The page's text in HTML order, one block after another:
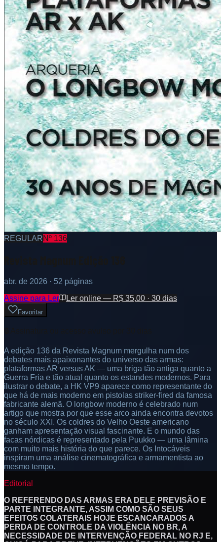
REGULARNº 136
abr. de 2026 · 52 páginas
Assine para Ler
Ler online — R$ 35,00 · 30 dias
Favoritar
A edição 136 da Revista Magnum mergulha num dos
debates mais apaixonantes do universo das armas:
plataformas AR versus AK — uma briga tão antiga quanto a
Guerra Fria e tão atual quanto os estandes modernos. Para
ilustrar o debate, a HK VP9 aparece como representante do
que há de mais moderno em pistolas striker-fired da famosa
fabricante alemã. O longbow moderno é celebrado num
artigo que mostra por que esse arco ainda encontra devotos
no século XXI. Os coldres do Velho Oeste americano
ganham apresentação visual fascinante. E o mundo das
facas nórdicas é representado pela Puukko — uma lâmina
com muito mais história do que parece. Os Intocáveis
inspiram uma análise cinematográfica e armamentista ao
mesmo tempo.
Editorial
O REFERENDO DAS ARMAS ERA DELE PREVISÃO E
PARTE INTEGRANTE, ASSIM COMO SÃO SEUS
EFEITOS COLATERAIS HOJE ESCANCARADOS A
PERDA DE CONTROLE DA VIOLÊNCIA NO BR, A
NECESSIDADE DE INTERVENÇÃO FEDERAL NO RJ E,